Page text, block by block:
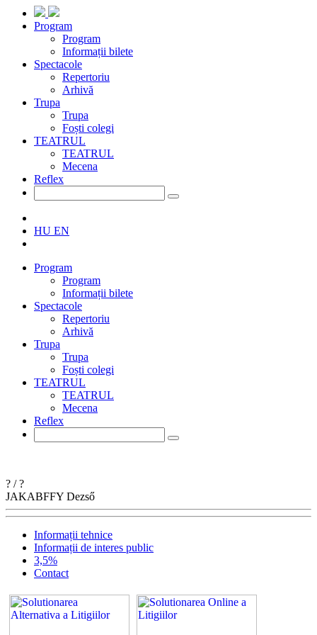
Program
Program
Informații bilete
Spectacole
Repertoriu
Arhivă
Trupa
Trupa
Foști colegi
TEATRUL
TEATRUL
Mecena
Reflex
HU EN
Program
Program
Informații bilete
Spectacole
Repertoriu
Arhivă
Trupa
Trupa
Foști colegi
TEATRUL
TEATRUL
Mecena
Reflex
? /?
JAKABFFY Dezső
Informații tehnice
Informații de interes public
3,5%
Contact